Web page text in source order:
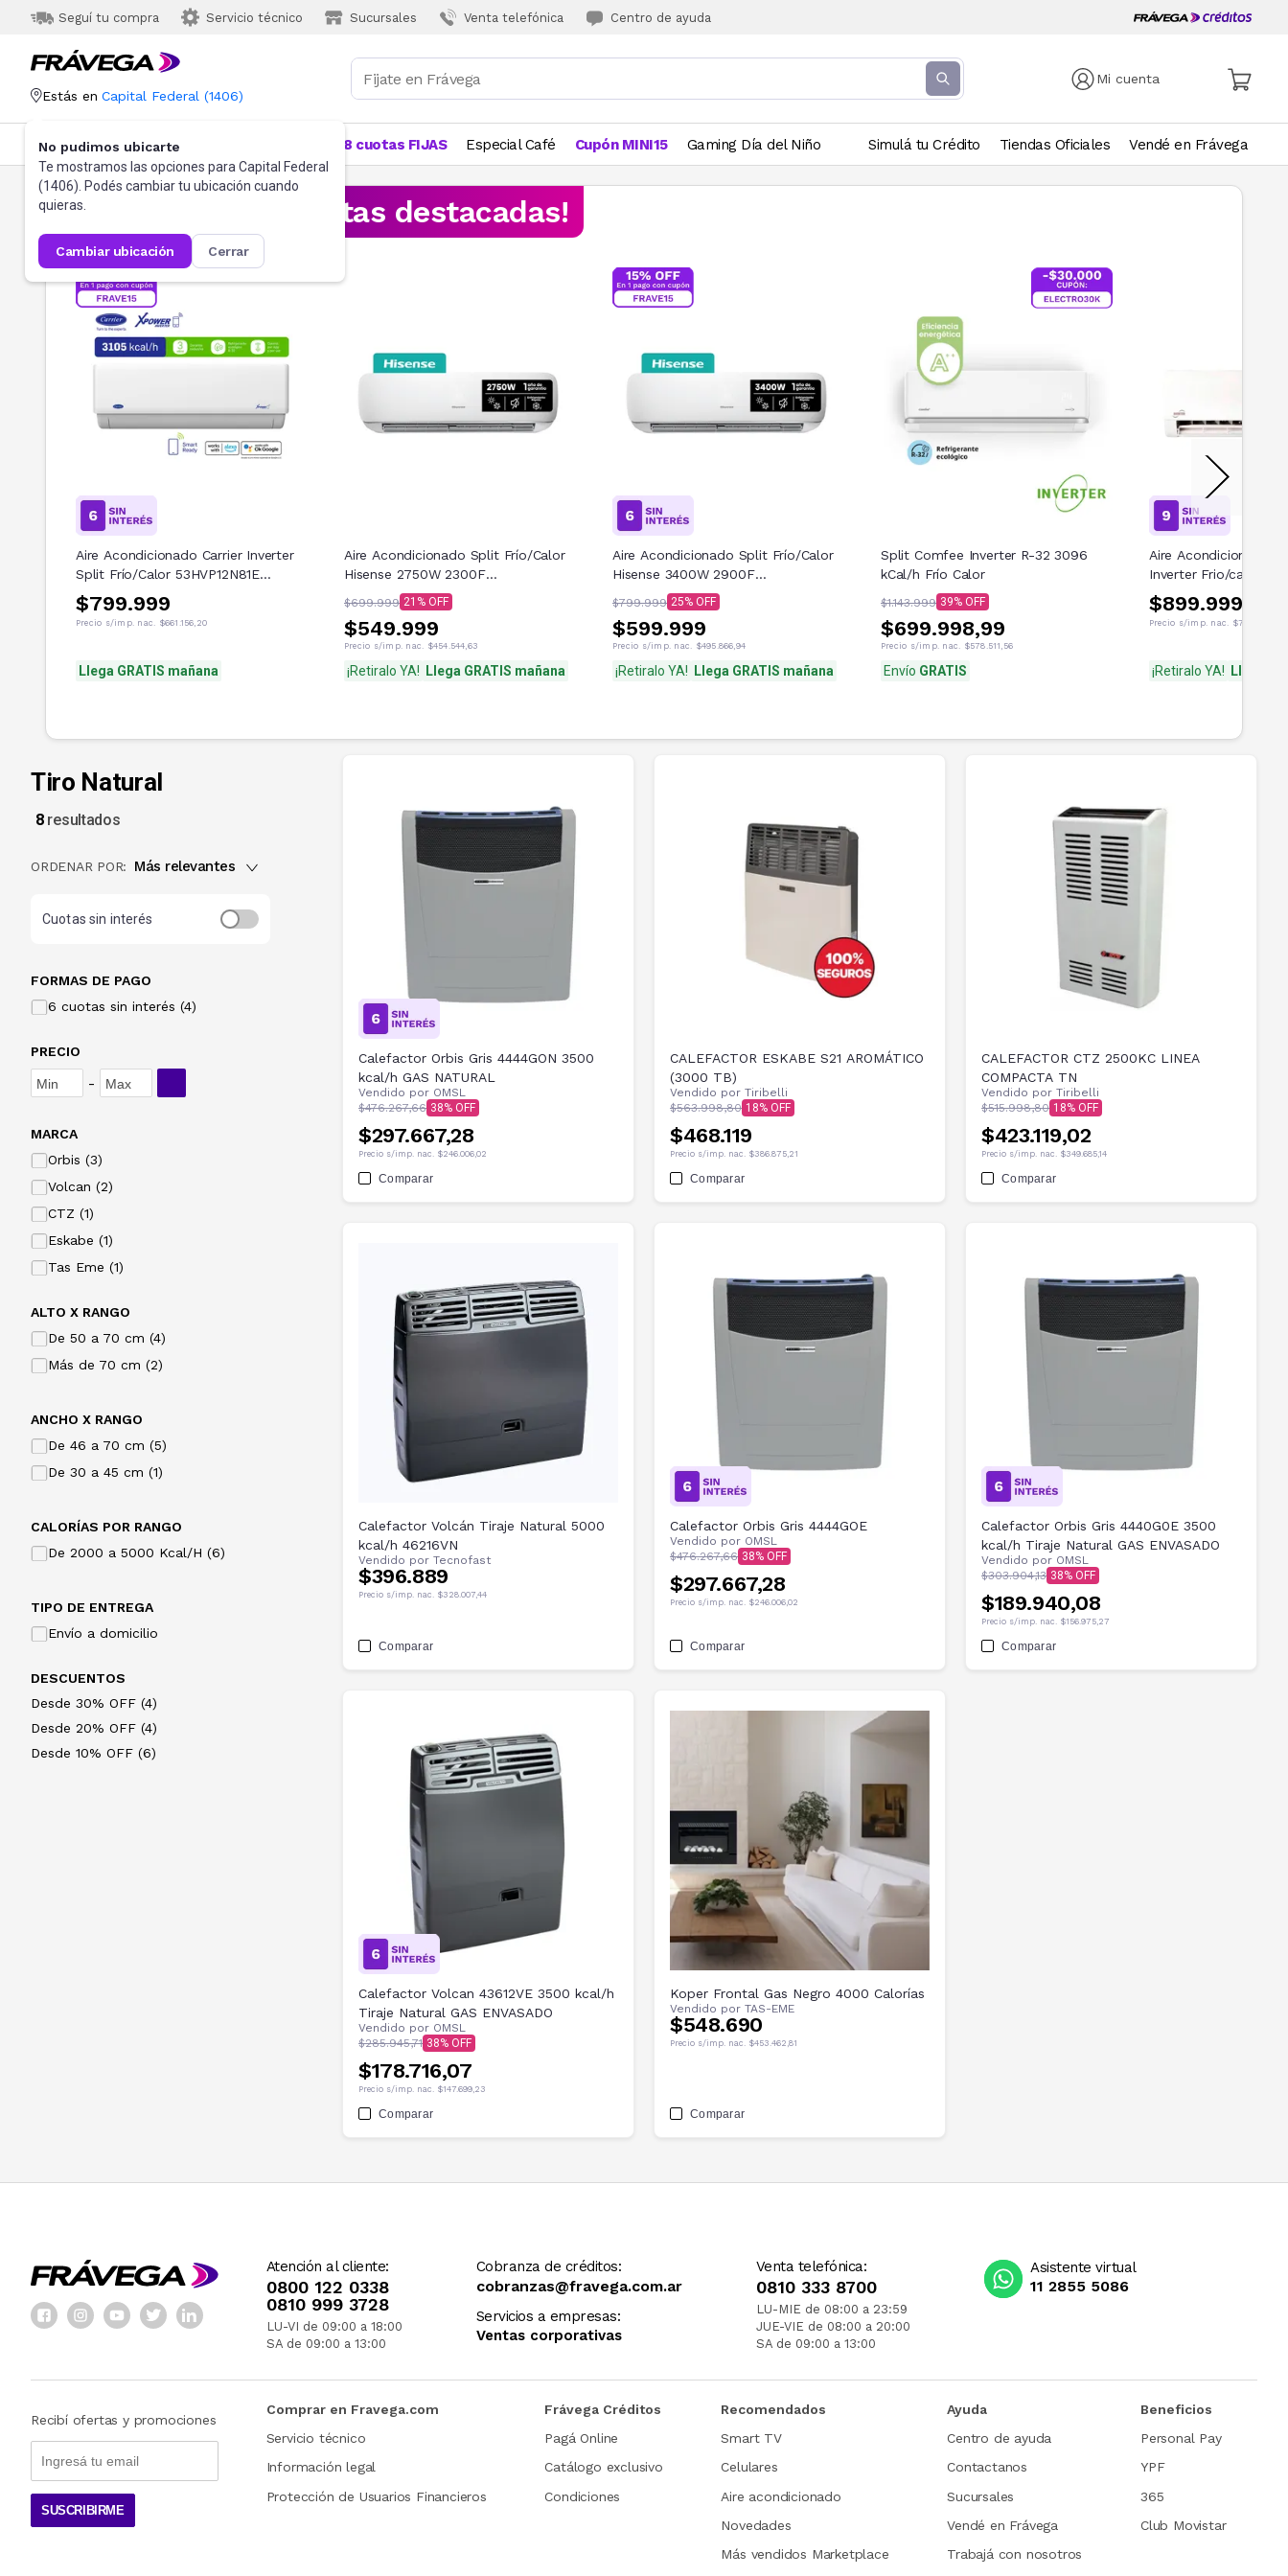
Seguí tu compra Servicio técnico Sucursales Venta telefónica Centro de ayuda
Mi cuenta
Estás en Capital Federal (1406)
No pudimos ubicarte
Te mostramos las opciones para Capital Federal
(1406). Podés cambiar tu ubicación cuando
quieras.
cambiar ubicación cerrar
Categorías Más Vendidos 18 cuotas FIJAS Especial Café Cupón MINI15 Gaming Día del Niño Simulá tu Crédito Tiendas Oficiales Vendé en Frávega
¡Aprovechá las ofertas destacadas!
Aire Acondicionado Carrier Inverter
Split Frío/Calor 53HVP12N81E
3600W 3100F
$799.999
Precio s/imp. nac. $661.156,20
Llega GRATIS mañana
Aire Acondicionado Split Frío/Calor
Hisense 2750W 2300F
27HR4SYRKG00N
$699.999 21
$549.999
Precio s/imp. nac. $454.544,63
¡Retiralo YA! Llega GRATIS mañana
Aire Acondicionado Split Frío/Calor
Hisense 3400W 2900F
34HR4SVRKG03PX4
$799.999 25
$599.999
Precio s/imp. nac. $495.866,94
¡Retiralo YA! Llega GRATIS mañana
Split Comfee Inverter R-32 3096
kCal/h Frío Calor
$1.143.999 39
$699.998,99
Precio s/imp. nac. $578.511,56
Envío GRATIS
Aire Acondicionado
Inverter Frio/calor
Blanco BSI37WCNX
$899.999
Precio s/imp. nac. $743.800,83
¡Retiralo YA! Llega
Tiro Natural
8resultados
ORDENAR POR: Más relevantes
Cuotas sin interés
FORMAS DE PAGO
6 cuotas sin interés (4)
PRECIO
-
MARCA
Orbis (3)
Volcan (2)
CTZ (1)
Eskabe (1)
Tas Eme (1)
ALTO X RANGO
De 50 a 70 cm (4)
Más de 70 cm (2)
ANCHO X RANGO
De 46 a 70 cm (5)
De 30 a 45 cm (1)
CALORÍAS POR RANGO
De 2000 a 5000 Kcal/H (6)
TIPO DE ENTREGA
Envío a domicilio
DESCUENTOS
Desde 30% OFF (4)
Desde 20% OFF (4)
Desde 10% OFF (6)
Calefactor Orbis Gris 4444GON 3500
kcal/h GAS NATURAL
Vendido por OMSL
$476.267,66 38
$297.667,28
Precio s/imp. nac. $246.006,02
Comparar
CALEFACTOR ESKABE S21 AROMÁTICO
(3000 TB)
Vendido por Tiribelli
$563.998,80 18
$468.119
Precio s/imp. nac. $386.875,21
Comparar
CALEFACTOR CTZ 2500KC LINEA
COMPACTA TN
Vendido por Tiribelli
$515.998,80 18
$423.119,02
Precio s/imp. nac. $349.685,14
Comparar
Calefactor Volcán Tiraje Natural 5000
kcal/h 46216VN
Vendido por Tecnofast
$396.889
Precio s/imp. nac. $328.007,44
Comparar
Calefactor Orbis Gris 4444GOE
Vendido por OMSL
$476.267,66 38
$297.667,28
Precio s/imp. nac. $246.006,02
Comparar
Calefactor Orbis Gris 4440G0E 3500
kcal/h Tiraje Natural GAS ENVASADO
Vendido por OMSL
$303.904,13 38
$189.940,08
Precio s/imp. nac. $156.975,27
Comparar
Calefactor Volcan 43612VE 3500 kcal/h
Tiraje Natural GAS ENVASADO
Vendido por OMSL
$285.945,71 38
$178.716,07
Precio s/imp. nac. $147.699,23
Comparar
Koper Frontal Gas Negro 4000 Calorías
Vendido por TAS-EME
$548.690
Precio s/imp. nac. $453.462,81
Comparar
Atención al cliente:
0800 122 0338
0810 999 3728
LU-VI de 09:00 a 18:00
SA de 09:00 a 13:00
Cobranza de créditos:
cobranzas@fravega.com.ar
Servicios a empresas:
Ventas corporativas
Venta telefónica:
0810 333 8700
LU-MIE de 08:00 a 23:59
JUE-VIE de 08:00 a 20:00
SA de 09:00 a 13:00
Asistente virtual
11 2855 5086
Recibí ofertas y promociones
SUSCRIBIRME
Comprar en Fravega.com
Servicio técnico
Información legal
Protección de Usuarios Financieros
Frávega Créditos
Pagá Online
Catálogo exclusivo
Condiciones
Recomendados
Smart TV
Celulares
Aire acondicionado
Novedades
Más vendidos Marketplace
Ayuda
Centro de ayuda
Contactanos
Sucursales
Vendé en Frávega
Trabajá con nosotros
Beneficios
Personal Pay
YPF
365
Club Movistar